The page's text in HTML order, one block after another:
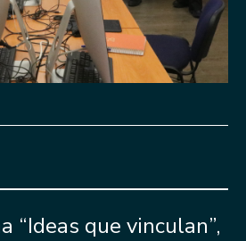
“Ideas que vinculan”,